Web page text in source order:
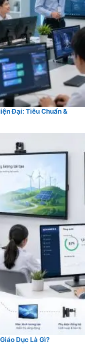
Đại: Tiêu Chuẩn &
Dục Là Gì?